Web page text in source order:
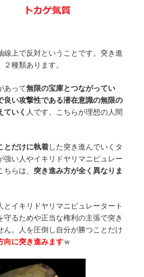
線上で反対ということです。突き進
種類あります。
あって無限の宝庫とつながってい
良い攻撃性である潜在意識の無限の
ていく 人です。こちらが理想の人間
とだけに執着した突き進んでいくタ
強い人やイキリドヤリマニピュレー
らは、 突き進み方が全く異なりま
とイキリドヤリマニピュレータート
守るためや正当な権利の主張で突き
ん。人を圧倒し自分が勝つことだけ
向に突き進みますｗ